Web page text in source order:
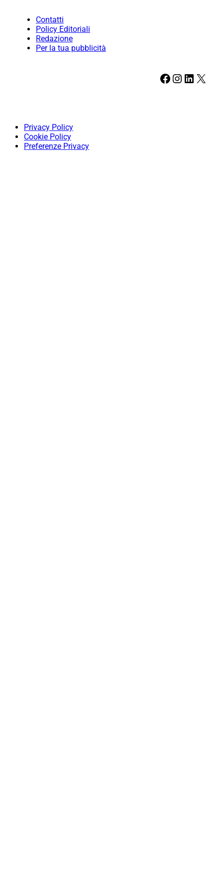
Contatti
Policy Editoriali
Redazione
Per la tua pubblicità
Facebook Instagram LinkedIn X
Privacy Policy
Cookie Policy
Preferenze Privacy